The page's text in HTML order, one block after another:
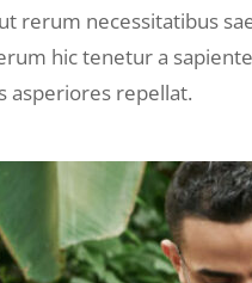
rerum necessitatibus
hic tenetur a
asperiores repellat.